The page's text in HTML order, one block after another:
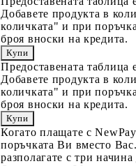
Добавете продукта в
количката" и при
броя вноски на кредита.
Предоставената
Добавете продукта в
количката" и при
броя вноски на кредита.
Когато плащате с
поръчката Ви вместо
разполагате с три